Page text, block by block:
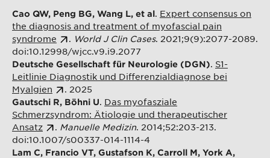
Cao QW, Peng BG, Wang L, et al. Expert consensus on
the diagnosis and treatment of myofascial pain
syndrome
. World J Clin Cases. 2021;9(9):2077-2089.
doi:10.12998/wjcc.v9.i9.2077
Deutsche Gesellschaft für Neurologie (DGN). S1-
Leitlinie Diagnostik und Differenzialdiagnose bei
Myalgien
. 2025
Gautschi R, Böhni U. Das myofasziale
Schmerzsyndrom: Ätiologie und therapeutischer
Ansatz
. Manuelle Medizin. 2014;52:203-213.
doi:10.1007/s00337-014-1114-4
Lam C, Francio VT, Gustafson K, Carroll M, York A,